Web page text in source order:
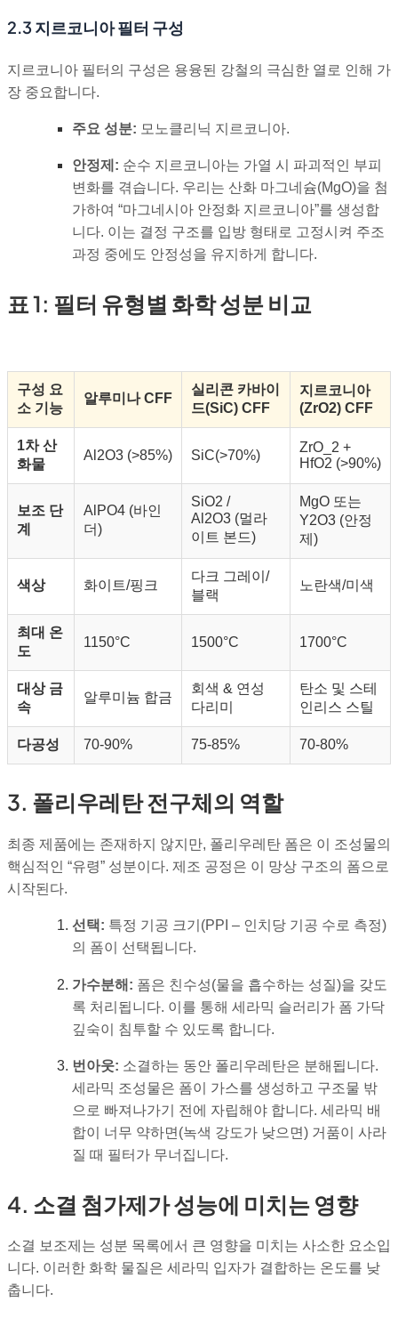
2.3 지르코니아 필터 구성
지르코니아 필터의 구성은 용융된 강철의 극심한 열로 인해 가
장 중요합니다.
주요 성분: 모노클리닉 지르코니아.
안정제: 순수 지르코니아는 가열 시 파괴적인 부피
변화를 겪습니다. 우리는 산화 마그네슘(MgO)을 첨
가하여 “마그네시아 안정화 지르코니아”를 생성합
니다. 이는 결정 구조를 입방 형태로 고정시켜 주조
과정 중에도 안정성을 유지하게 합니다.
표 1: 필터 유형별 화학 성분 비교
구성 요
소 기능
알루미나 CFF
실리콘 카바이
드(SiC) CFF
지르코니아
(ZrO2) CFF
1차 산
화물
Al2O3 (>85%) SiC(>70%)
ZrO_2 +
HfO2 (>90%)
보조 단
계
AlPO4 (바인
더)
SiO2 /
Al2O3 (멀라
이트 본드)
MgO 또는
Y2O3 (안정
제)
색상 화이트/핑크
다크 그레이/
블랙
노란색/미색
최대 온
도
1150°C 1500°C 1700°C
대상 금
속
알루미늄 합금
회색 & 연성
다리미
탄소 및 스테
인리스 스틸
다공성 70-90% 75-85% 70-80%
3. 폴리우레탄 전구체의 역할
최종 제품에는 존재하지 않지만, 폴리우레탄 폼은 이 조성물의
핵심적인 “유령” 성분이다. 제조 공정은 이 망상 구조의 폼으로
시작된다.
선택: 특정 기공 크기(PPI – 인치당 기공 수로 측정)
의 폼이 선택됩니다.
가수분해: 폼은 친수성(물을 흡수하는 성질)을 갖도
록 처리됩니다. 이를 통해 세라믹 슬러리가 폼 가닥
깊숙이 침투할 수 있도록 합니다.
번아웃: 소결하는 동안 폴리우레탄은 분해됩니다.
세라믹 조성물은 폼이 가스를 생성하고 구조물 밖
으로 빠져나가기 전에 자립해야 합니다. 세라믹 배
합이 너무 약하면(녹색 강도가 낮으면) 거품이 사라
질 때 필터가 무너집니다.
4. 소결 첨가제가 성능에 미치는 영향
소결 보조제는 성분 목록에서 큰 영향을 미치는 사소한 요소입
니다. 이러한 화학 물질은 세라믹 입자가 결합하는 온도를 낮
춥니다.